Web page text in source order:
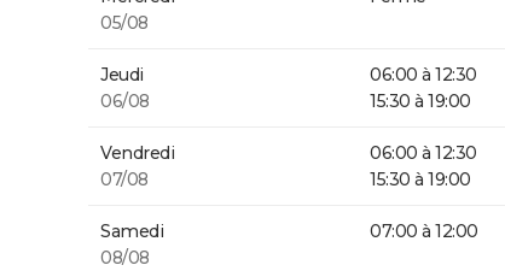
05/08
Jeudi
06/08
06:00 à 12:30
15:30 à 19:00
Vendredi
07/08
06:00 à 12:30
15:30 à 19:00
Samedi
08/08
07:00 à 12:00